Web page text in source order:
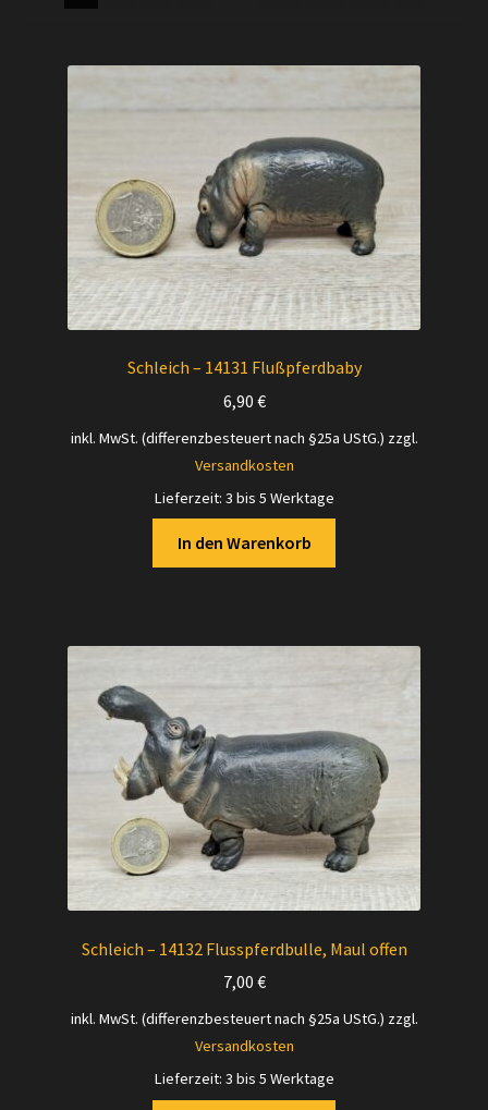
Widerrufsbelehrung
Datenschutzerklärung
Impressum
Schleich – 14131 Flußpferdbaby
6,90 €
inkl. MwSt. (differenzbesteuert nach §25a UStG.) zzgl.
Versandkosten
Lieferzeit: 3 bis 5 Werktage
In den Warenkorb
Schleich – 14132 Flusspferdbulle, Maul offen
7,00 €
inkl. MwSt. (differenzbesteuert nach §25a UStG.) zzgl.
Versandkosten
Lieferzeit: 3 bis 5 Werktage